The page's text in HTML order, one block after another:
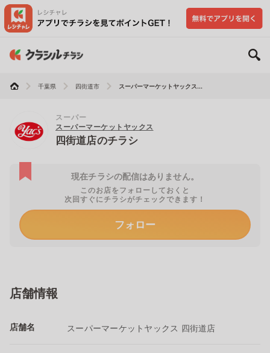
千葉県 四街道市 スーパーマーケットヤックス...
スーパー
スーパーマーケットヤックス
四街道店のチラシ
現在チラシの配信はありません。
このお店をフォローしておくと
次回すぐにチラシがチェックできます！
フォロー
店舗情報
店舗名 スーパーマーケットヤックス 四街道店